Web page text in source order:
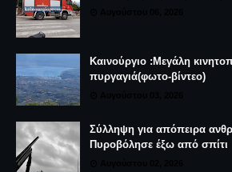
Καινούργιο :Μεγάλη
πυργαγιά(φωτο-βίντεο)
Σύλληψη για απόπειρα
Πυροβόλησε έξω από σπίτι